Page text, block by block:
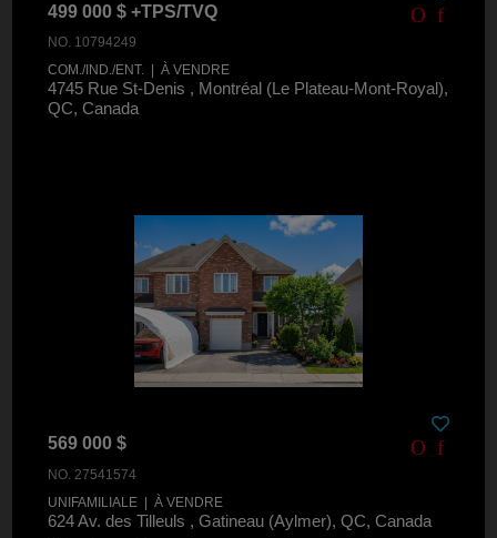
499 000 $ +TPS/TVQ
NO. 10794249
COM./IND./ENT. | À VENDRE
4745 Rue St-Denis , Montréal (Le Plateau-Mont-Royal),
QC, Canada
569 000 $
NO. 27541574
UNIFAMILIALE | À VENDRE
624 Av. des Tilleuls , Gatineau (Aylmer), QC, Canada